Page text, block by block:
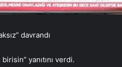
davrandı
yanıtını verdi.